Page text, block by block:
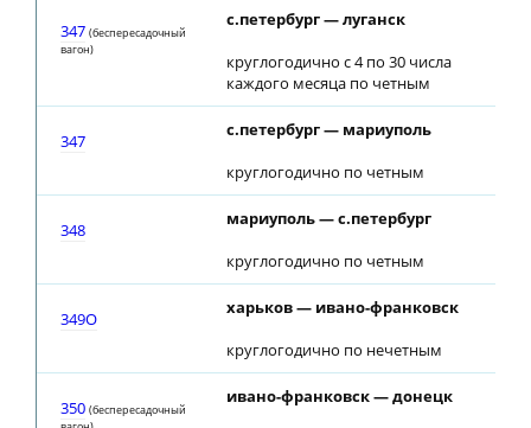
347 (беспересадочный
вагон)
с.петербург — луганск
круглогодично с 4 по 30 числа
каждого месяца по четным
347
с.петербург — мариуполь
круглогодично по четным
348
мариуполь — с.петербург
круглогодично по четным
349О
харьков — ивано-франковск
круглогодично по нечетным
350 (беспересадочный
ивано-франковск — донецк